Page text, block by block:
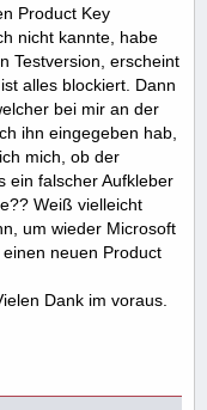
Product Key
nicht kannte, habe
Testversion, erscheint
alles blockiert. Dann
bei mir an der
ihn eingegeben hab,
mich, ob der
ein falscher Aufkleber
Weiß vielleicht
um wieder Microsoft
neuen Product
Dank im voraus.